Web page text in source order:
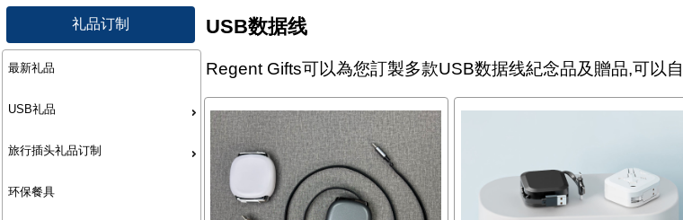
礼品订制
最新礼品
USB礼品
旅行插头礼品订制
环保餐具
USB数据线
Regent Gifts可以為您訂製多款USB数据线紀念品及贈品,可以